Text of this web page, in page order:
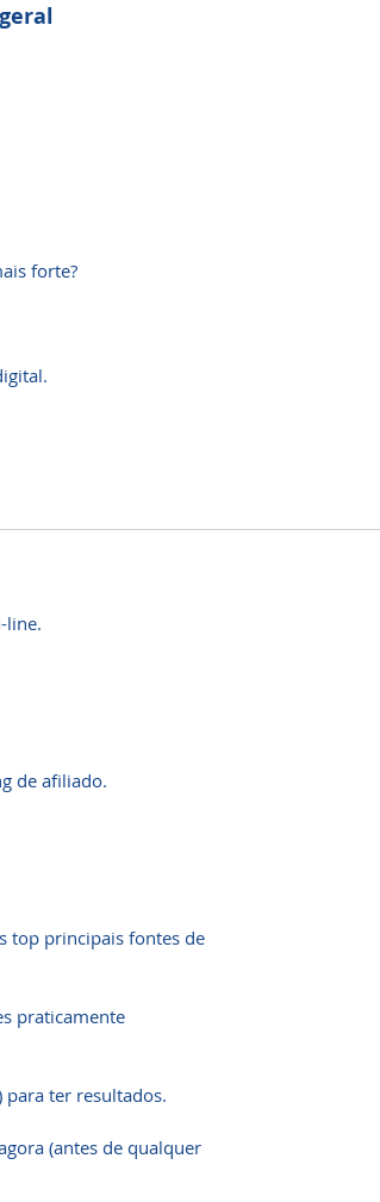
forte?
line.
de afiliado.
top principais fontes de
praticamente
ter resultados.
(antes de qualquer